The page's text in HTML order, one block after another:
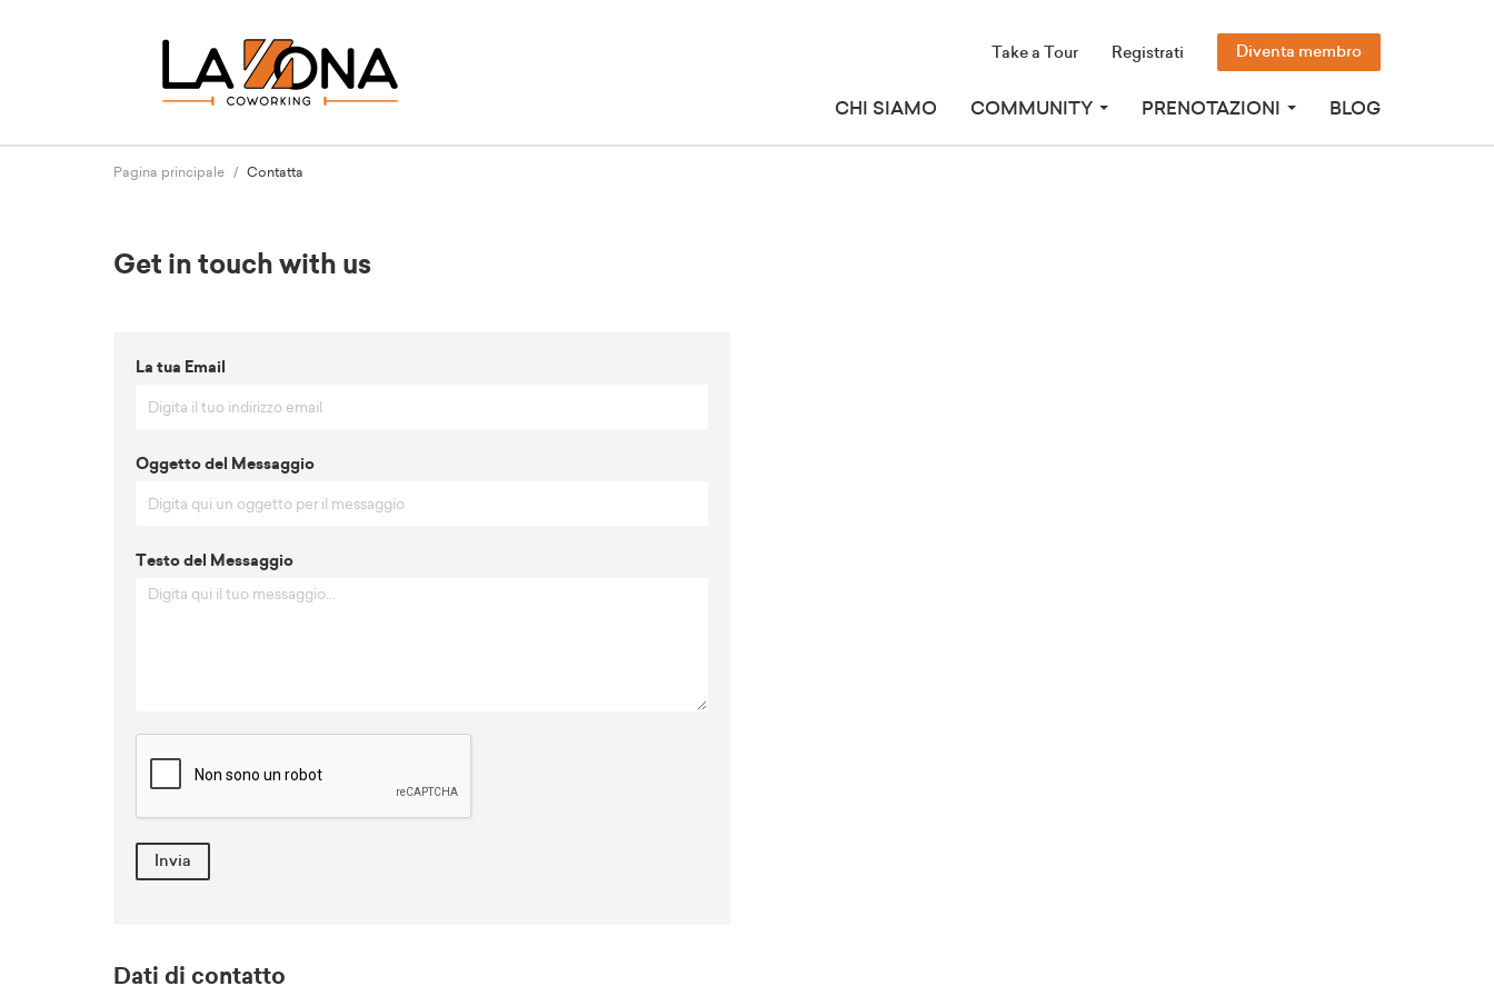
CHI SIAMO COMMUNITY PRENOTAZIONI BLOG
Take a Tour Registrati Diventa membro
Pagina principale Contatta
Get in touch with us
La tua Email
Oggetto del Messaggio
Testo del Messaggio
Invia
Dati di contatto